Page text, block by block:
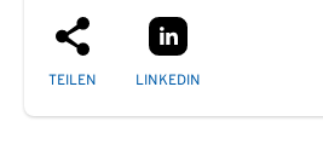
TEILEN LINKEDIN